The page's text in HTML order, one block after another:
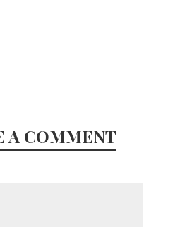
A COMMENT